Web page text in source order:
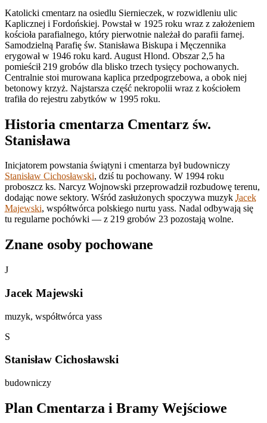
Katolicki cmentarz na osiedlu Siernieczek, w rozwidleniu ulic
Kaplicznej i Fordońskiej. Powstał w 1925 roku wraz z założeniem
kościoła parafialnego, który pierwotnie należał do parafii farnej.
Samodzielną Parafię św. Stanisława Biskupa i Męczennika
erygował w 1946 roku kard. August Hlond. Obszar 2,5 ha
pomieścił 219 grobów dla blisko trzech tysięcy pochowanych.
Centralnie stoi murowana kaplica przedpogrzebowa, a obok niej
betonowy krzyż. Najstarsza część nekropolii wraz z kościołem
trafiła do rejestru zabytków w 1995 roku.
Historia cmentarza Cmentarz św.
Stanisława
Inicjatorem powstania świątyni i cmentarza był budowniczy
Stanisław Cichosławski, dziś tu pochowany. W 1994 roku
proboszcz ks. Narcyz Wojnowski przeprowadził rozbudowę terenu,
dodając nowe sektory. Wśród zasłużonych spoczywa muzyk Jacek
Majewski, współtwórca polskiego nurtu yass. Nadal odbywają się
tu regularne pochówki — z 219 grobów 23 pozostają wolne.
Znane osoby pochowane
J
Jacek Majewski
muzyk, współtwórca yass
S
Stanisław Cichosławski
budowniczy
Plan Cmentarza i Bramy Wejściowe